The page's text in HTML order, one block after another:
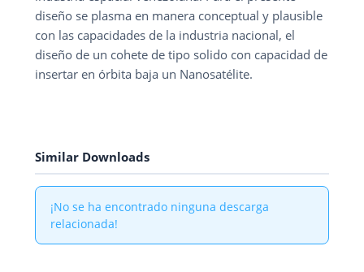
diseño se plasma en manera conceptual y plausible
con las capacidades de la industria nacional, el
diseño de un cohete de tipo solido con capacidad de
insertar en órbita baja un Nanosatélite.
Similar Downloads
¡No se ha encontrado ninguna descarga
relacionada!